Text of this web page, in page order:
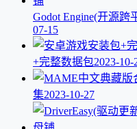
Godot Engine(开源跨
07-15
+完整数据包2023-10-
集2023-10-27